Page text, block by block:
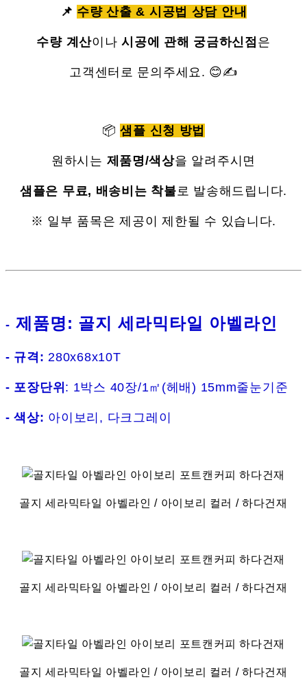
📌 수량 산출 & 시공법 상담 안내
수량 계산이나시공에 관해 궁금하신점 은
고객센터로 문의주세요. 😊✍
📦샘플 신청 방법
원하시는 제품명/색상을 알려주시면
샘플은 무료, 배송비는 착불로 발송해드립니다.
※ 일부 품목은 제공이 제한될 수 있습니다.
- 제품명: 골지 세라믹타일 아벨라인
- 규격: 280x68x10T
- 포장단위 : 1박스 40장/1㎡(헤배) 15mm줄눈기준
- 색상: 아이보리, 다크그레이
골지 세라믹타일 아벨라인 / 아이보리 컬러 / 하다건재
골지 세라믹타일 아벨라인 / 아이보리 컬러 / 하다건재
골지 세라믹타일 아벨라인 / 아이보리 컬러 / 하다건재